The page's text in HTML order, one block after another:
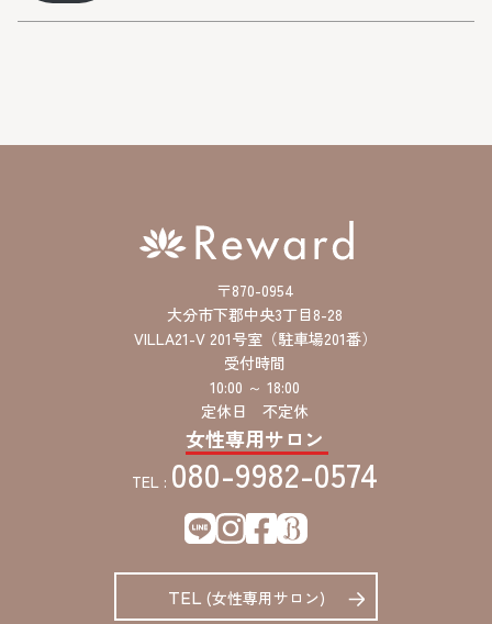
ア
〒870-0954
大分市下郡中央3丁目8-28
VILLA21-V 201号室（駐車場201番）
受付時間
10:00 ～ 18:00
定休日 不定休
女性専用サロン
TEL : 080-9982-0574
TEL (女性専用サロン)